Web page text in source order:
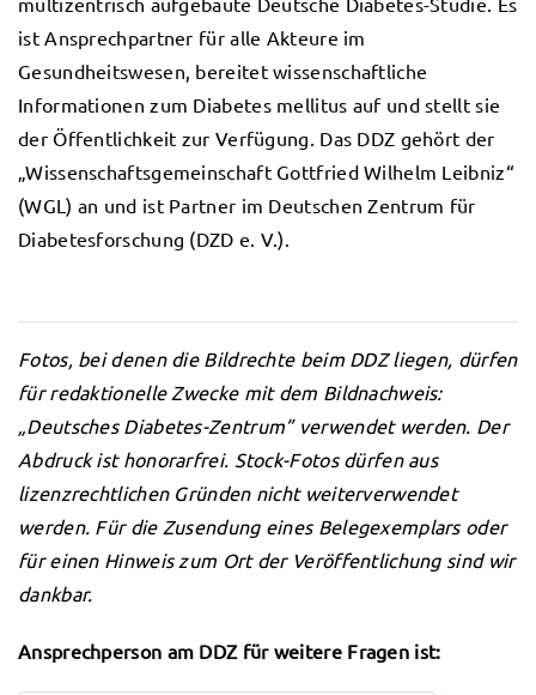
ist Ansprechpartner für alle Akteure im
Gesundheitswesen, bereitet wissenschaftliche
Informationen zum Diabetes mellitus auf und stellt sie
der Öffentlichkeit zur Verfügung. Das DDZ gehört der
„Wissenschaftsgemeinschaft Gottfried Wilhelm Leibniz“
(WGL) an und ist Partner im Deutschen Zentrum für
Diabetesforschung (DZD e. V.).
Fotos, bei denen die Bildrechte beim DDZ liegen, dürfen
für redaktionelle Zwecke mit dem Bildnachweis:
„Deutsches Diabetes-Zentrum” verwendet werden. Der
Abdruck ist honorarfrei. Stock-Fotos dürfen aus
lizenzrechtlichen Gründen nicht weiterverwendet
werden. Für die Zusendung eines Belegexemplars oder
für einen Hinweis zum Ort der Veröffentlichung sind wir
dankbar.
Ansprechperson am DDZ für weitere Fragen ist: